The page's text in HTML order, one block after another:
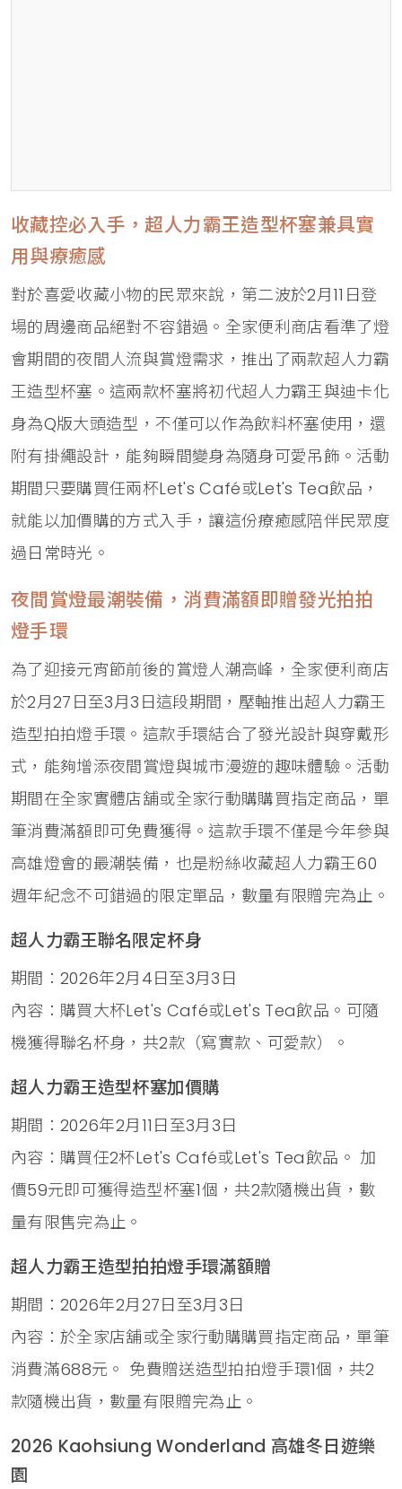
收藏控必入手，超人力霸王造型杯塞兼具實
用與療癒感
對於喜愛收藏小物的民眾來說，第二波於2月11日登
場的周邊商品絕對不容錯過。全家便利商店看準了燈
會期間的夜間人流與賞燈需求，推出了兩款超人力霸
王造型杯塞。這兩款杯塞將初代超人力霸王與迪卡化
身為Q版大頭造型，不僅可以作為飲料杯塞使用，還
附有掛繩設計，能夠瞬間變身為隨身可愛吊飾。活動
期間只要購買任兩杯Let's Café或Let's Tea飲品，
就能以加價購的方式入手，讓這份療癒感陪伴民眾度
過日常時光。
夜間賞燈最潮裝備，消費滿額即贈發光拍拍
燈手環
為了迎接元宵節前後的賞燈人潮高峰，全家便利商店
於2月27日至3月3日這段期間，壓軸推出超人力霸王
造型拍拍燈手環。這款手環結合了發光設計與穿戴形
式，能夠增添夜間賞燈與城市漫遊的趣味體驗。活動
期間在全家實體店舖或全家行動購購買指定商品，單
筆消費滿額即可免費獲得。這款手環不僅是今年參與
高雄燈會的最潮裝備，也是粉絲收藏超人力霸王60
週年紀念不可錯過的限定單品，數量有限贈完為止。
超人力霸王聯名限定杯身
期間：2026年2月4日至3月3日
內容：購買大杯Let's Café或Let's Tea飲品。可隨
機獲得聯名杯身，共2款（寫實款、可愛款）。
超人力霸王造型杯塞加價購
期間：2026年2月11日至3月3日
內容：購買任2杯Let's Café或Let's Tea飲品。 加
價59元即可獲得造型杯塞1個，共2款隨機出貨，數
量有限售完為止。
超人力霸王造型拍拍燈手環滿額贈
期間：2026年2月27日至3月3日
內容：於全家店舖或全家行動購購買指定商品，單筆
消費滿688元。 免費贈送造型拍拍燈手環1個，共2
款隨機出貨，數量有限贈完為止。
2026 Kaohsiung Wonderland 高雄冬日遊樂
園